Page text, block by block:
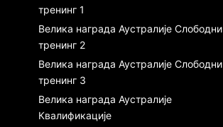
тренинг 1
Велика награда Аустралије Слободни
тренинг 2
Велика награда Аустралије Слободни
тренинг 3
Велика награда Аустралије
Квалификације